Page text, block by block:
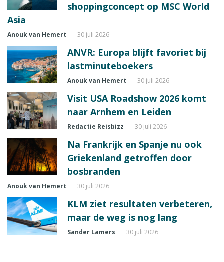
shoppingconcept op MSC World
Asia
Anouk van Hemert 30 juli 2026
ANVR: Europa blijft favoriet bij
lastminuteboekers
Anouk van Hemert 30 juli 2026
Visit USA Roadshow 2026 komt
naar Arnhem en Leiden
Redactie Reisbizz 30 juli 2026
Na Frankrijk en Spanje nu ook
Griekenland getroffen door
bosbranden
Anouk van Hemert 30 juli 2026
KLM ziet resultaten verbeteren,
maar de weg is nog lang
Sander Lamers 30 juli 2026